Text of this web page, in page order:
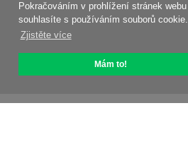
Pokračováním v prohlížení stránek webu
souhlasíte s používáním souborů cookie.
Zjistěte více
Mám to!